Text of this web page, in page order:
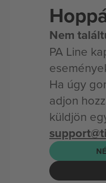
Nem
PA Line
Ha úgy
adjon
küldjön